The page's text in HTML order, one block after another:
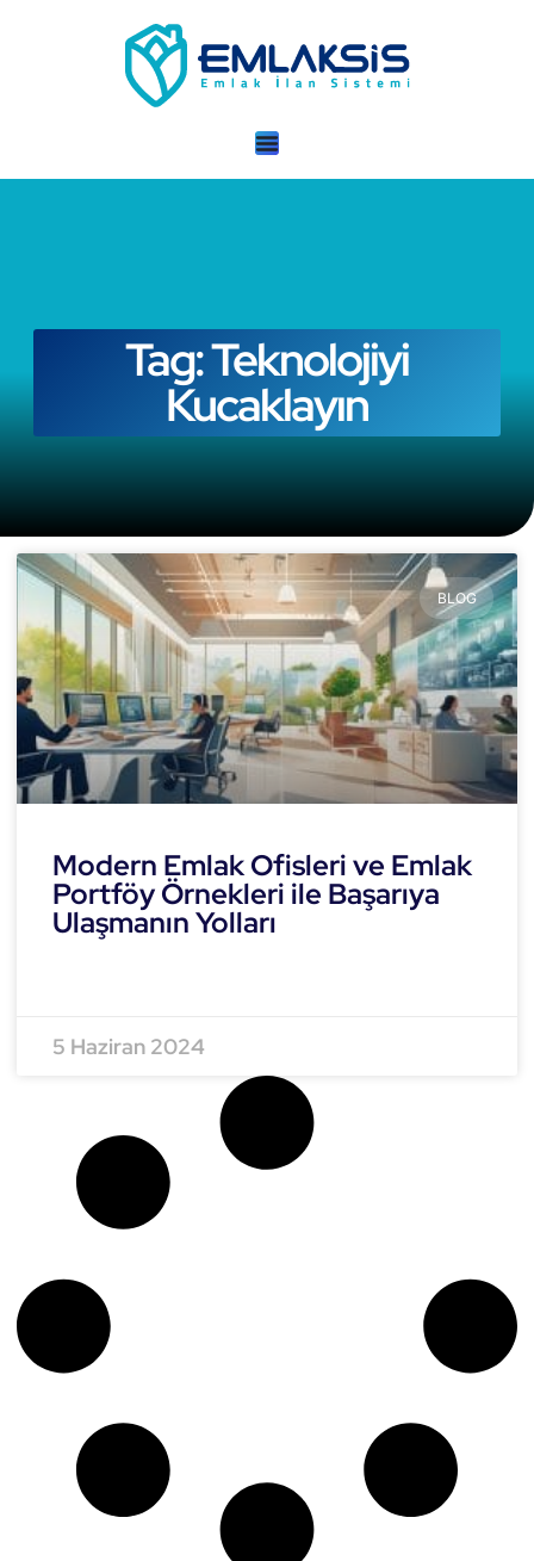
Tag: Teknolojiyi
Kucaklayın
BLOG
Modern Emlak Ofisleri ve Emlak
Portföy Örnekleri ile Başarıya
Ulaşmanın Yolları
5 Haziran 2024